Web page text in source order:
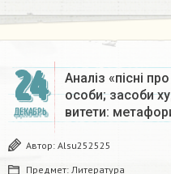
24
ДЕКАБРЬ
Аналіз «пісні
особи; засоби
витети:
Автор: Alsu252525
Предмет: Литература